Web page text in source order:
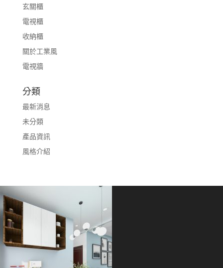
玄關櫃
電視櫃
收納櫃
關於工業風
電視牆
分類
最新消息
未分類
產品資訊
風格介紹